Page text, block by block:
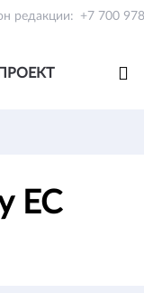
редакции: +7 700
ЕС